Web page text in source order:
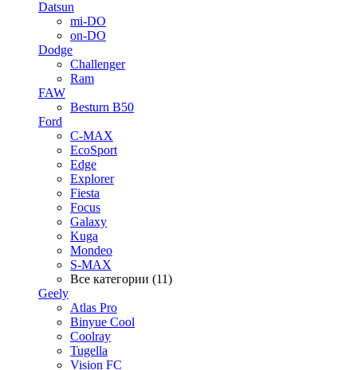
Datsun
mi-DO
on-DO
Dodge
Challenger
Ram
FAW
Besturn B50
Ford
C-MAX
EcoSport
Edge
Explorer
Fiesta
Focus
Galaxy
Kuga
Mondeo
S-MAX
Все категории (11)
Geely
Atlas Pro
Binyue Cool
Coolray
Tugella
Vision FC